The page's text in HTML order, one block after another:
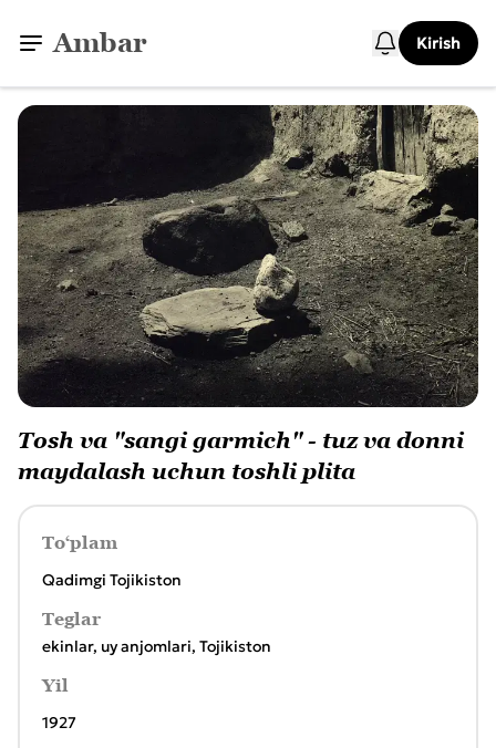
Ambar Kirish
Tosh va "sangi garmich" - tuz va donni
maydalash uchun toshli plita
To‘plam
Qadimgi Tojikiston
Teglar
ekinlar, uy anjomlari, Tojikiston
Yil
1927